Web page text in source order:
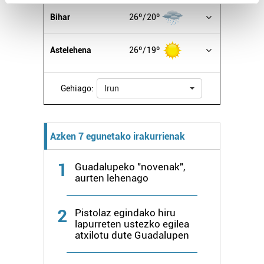
Find out more about how your personal data is processed
and set your preferences in the details section
Guk eta gure bazkideek zure datu pertsonalak
teknologia erabiliz, cookieak adibidez, iragarki eta eduki
pertsonalizatuak eskaintzeko, iragarkiak eta edukia
produktuak garatzeko. Zure datuak nork eta zertarako
erabiltzen dituen hauta dezakezu.
Bazkide batzuek ez dizute baimenik eskatzen, eta beren
interes komertzial legitimoetan babesten dira. Ikusi gure
bazkideen zerrenda, beren ustez zein helburutarako
duten interes legitimoa eta horren aurka nola egin
dezakezun ikusteko.
Lortu zure datu pertsonalak prozesatzeko moduari
Bihar 26º 20º
Astelehena 26º 19º
Gehiago: Irun
Azken 7 egunetako irakurrienak
1
Guadalupeko "novenak",
aurten lehenago
2
Pistolaz egindako hiru
lapurreten ustezko egilea
atxilotu dute Guadalupen